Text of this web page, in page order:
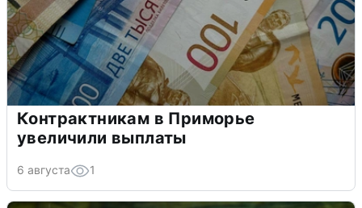
Контрактникам в Приморье
увеличили выплаты
6 августа 1